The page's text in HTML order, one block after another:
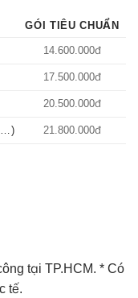
GÓI TIÊU CHUẨN
14.600.000đ
17.500.000đ
20.500.000đ
21.800.000đ
tại TP.HCM. * Có
tế.